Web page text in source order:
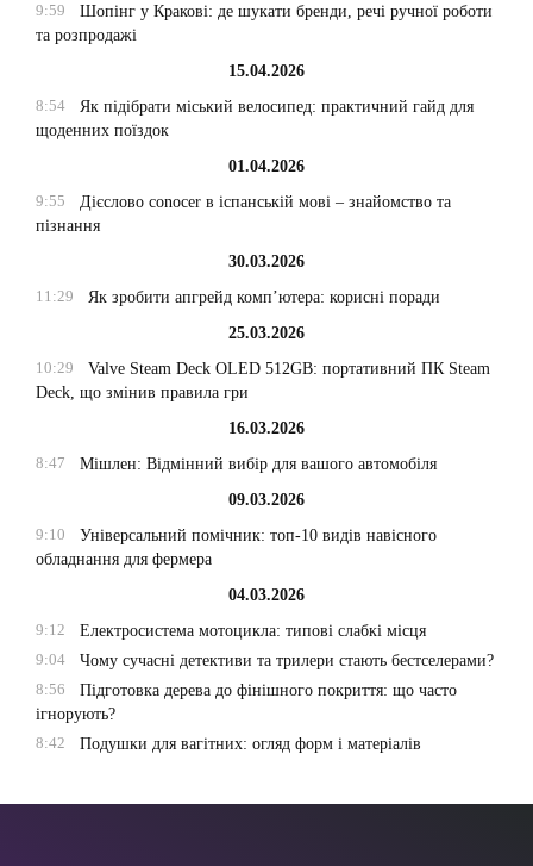
9:59
Шопінг у Кракові: де шукати бренди, речі ручної роботи
та розпродажі
15.04.2026
8:54
Як підібрати міський велосипед: практичний гайд для
щоденних поїздок
01.04.2026
9:55
Дієслово conocer в іспанській мові – знайомство та
пізнання
30.03.2026
11:29
Як зробити апгрейд комп’ютера: корисні поради
25.03.2026
10:29
Valve Steam Deck OLED 512GB: портативний ПК Steam
Deck, що змінив правила гри
16.03.2026
8:47
Мішлен: Відмінний вибір для вашого автомобіля
09.03.2026
9:10
Універсальний помічник: топ-10 видів навісного
обладнання для фермера
04.03.2026
9:12
Електросистема мотоцикла: типові слабкі місця
9:04
Чому сучасні детективи та трилери стають бестселерами?
8:56
Підготовка дерева до фінішного покриття: що часто
ігнорують?
8:42
Подушки для вагітних: огляд форм і матеріалів